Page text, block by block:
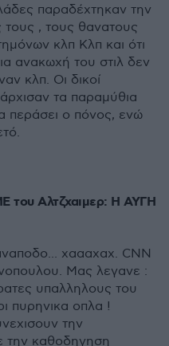
παραδέχτηκαν την
, τους θανατους
κλπ Κλπ και ότι
ανακωχή του στιλ δεν
κλπ. Οι δικοί
τα παραμύθια
περάσει ο πόνος, ενώ
του Αλτζχαιμερ: Η ΑΥΓΗ
χαααχαχ. CNN
Μας λεγανε :
υπαλληλους του
πυρηνικα οπλα !
την
την καθοδηγηση